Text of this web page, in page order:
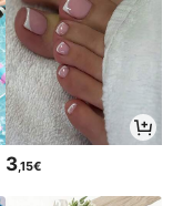
3,15€